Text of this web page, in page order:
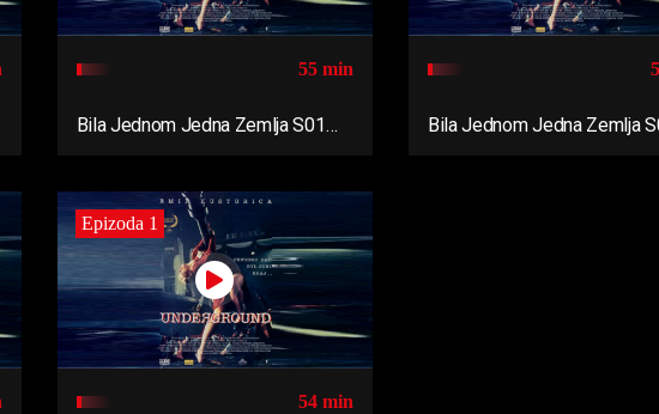
55 min
Bila Jednom Jedna Zemlja S01
Bila Jednom Jedna Zemlja
Epizoda 1
54 min